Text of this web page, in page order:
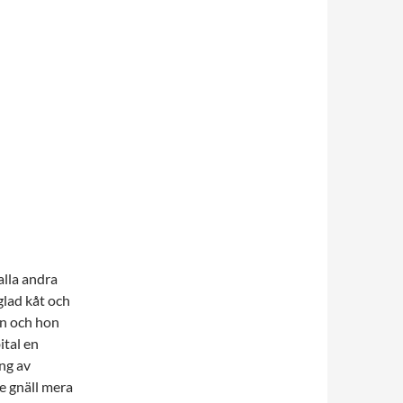
andra
kåt och
och hon
en
av
gnäll mera